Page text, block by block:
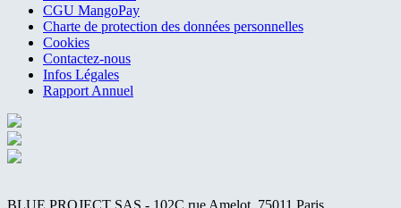
CGU MangoPay
Charte de protection des données personnelles
Cookies
Contactez-nous
Infos Légales
Rapport Annuel
BLUE PROJECT SAS - 102C rue Amelot, 75011 Paris